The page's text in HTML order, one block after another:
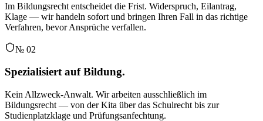
Im Bildungsrecht entscheidet die Frist. Widerspruch, Eilantrag,
Klage — wir handeln sofort und bringen Ihren Fall in das richtige
Verfahren, bevor Ansprüche verfallen.
№ 02
Spezialisiert auf Bildung.
Kein Allzweck-Anwalt. Wir arbeiten ausschließlich im
Bildungsrecht — von der Kita über das Schulrecht bis zur
Studienplatzklage und Prüfungsanfechtung.